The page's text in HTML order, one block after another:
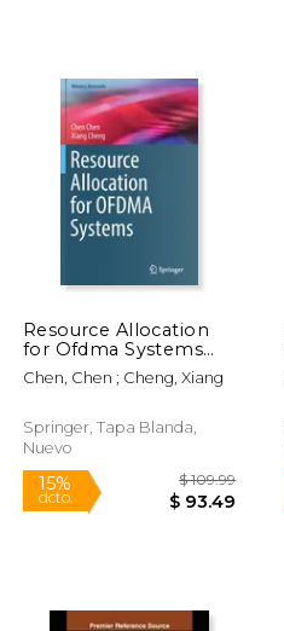
$ 153.00
130.05
15%
dcto.
Resource Allocation
for Ofdma Systems
(en Inglés)
Chen, Chen ; Cheng, Xiang
Springer, Tapa Blanda,
Nuevo